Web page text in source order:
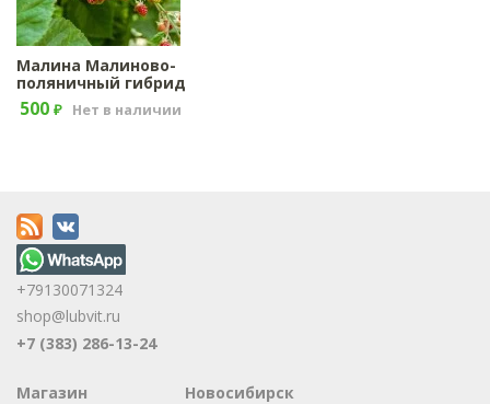
Малина Малиново-
поляничный гибрид
500 ₽ Нет в наличии
+79130071324
shop@lubvit.ru
+7 (383) 286-13-24
Магазин
Новосибирск